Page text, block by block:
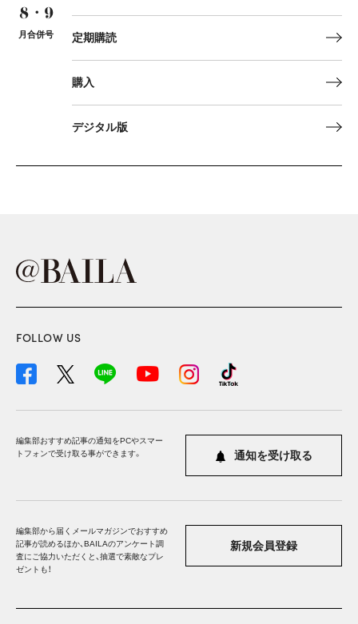
8・9
月合併号 定期購読
購入
デジタル版
FOLLOW US
編集部おすすめ記事の通知をPCやスマー
トフォンで受け取る事ができます。
通知を受け取る
編集部から届くメールマガジンでおすすめ
記事が読めるほか、BAILAのアンケート調
査にご協力いただくと、抽選で素敵なプレ
ゼントも！
新規会員登録